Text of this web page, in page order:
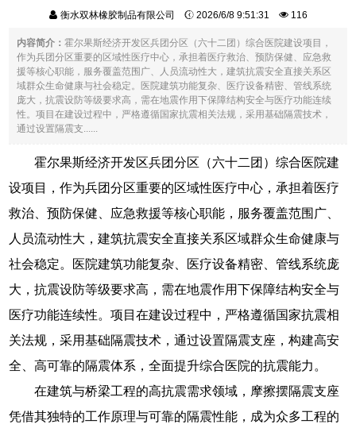
衡水双林橡胶制品有限公司 2026/6/8 9:51:31 116
内容简介：霍尔果斯经济开发区兵团分区（六十二团）综合医院建设项目，
作为兵团分区重要的区域性医疗中心，承担着医疗救治、预防保健、应急救
援等核心职能，服务覆盖范围广、人员流动性大，建筑抗震安全直接关系区
域群众生命健康与社会稳定。医院建筑功能复杂、医疗设备精密、管线系统
庞大，抗震设防等级要求高，需在地震作用下保障结构安全与医疗功能连续
性。项目在建设过程中，严格遵循国家抗震相关法规，采用基础隔震技术，
通过设置隔震支......
霍尔果斯经济开发区兵团分区（六十二团）综合医院建
设项目，作为兵团分区重要的区域性医疗中心，承担着医疗
救治、预防保健、应急救援等核心职能，服务覆盖范围广、
人员流动性大，建筑抗震安全直接关系区域群众生命健康与
社会稳定。医院建筑功能复杂、医疗设备精密、管线系统庞
大，抗震设防等级要求高，需在地震作用下保障结构安全与
医疗功能连续性。项目在建设过程中，严格遵循国家抗震相
关法规，采用基础隔震技术，通过设置隔震支座，构建高安
全、高可靠的隔震体系，全面提升综合医院的抗震能力。
在建筑与桥梁工程的高抗震需求领域，摩擦摆隔震支座
凭借其独特的工作原理与可靠的隔震性能，成为众多工程的